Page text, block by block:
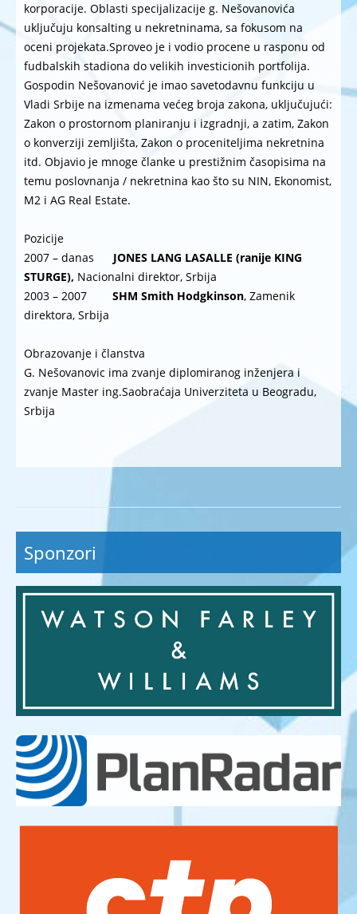
korporacije. Oblasti specijalizacije g. Nešovanovića
uključuju konsalting u nekretninama, sa fokusom na
oceni projekata.Sproveo je i vodio procene u rasponu od
fudbalskih stadiona do velikih investicionih portfolija.
Gospodin Nešovanović je imao savetodavnu funkciju u
Vladi Srbije na izmenama većeg broja zakona, uključujući:
Zakon o prostornom planiranju i izgradnji, a zatim, Zakon
o konverziji zemljišta, Zakon o proceniteljima nekretnina
itd. Objavio je mnoge članke u prestižnim časopisima na
temu poslovnanja / nekretnina kao što su NIN, Ekonomist,
M2 i AG Real Estate.
Pozicije
2007 – danas JONES LANG LASALLE (ranije KING
STURGE), Nacionalni direktor, Srbija
2003 – 2007 SHM Smith Hodgkinson, Zamenik
direktora, Srbija
Obrazovanje i članstva
G. Nešovanovic ima zvanje diplomiranog inženjera i
zvanje Master ing.Saobraćaja Univerziteta u Beogradu,
Srbija
Sponzori